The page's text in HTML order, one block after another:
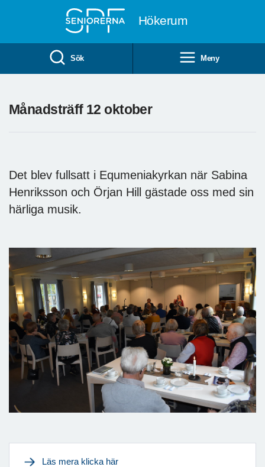
Hökerum
Sök Meny
Månadsträff 12 oktober
Det blev fullsatt i Equmeniakyrkan när Sabina
Henriksson och Örjan Hill gästade oss med sin
härliga musik.
Läs mera klicka här